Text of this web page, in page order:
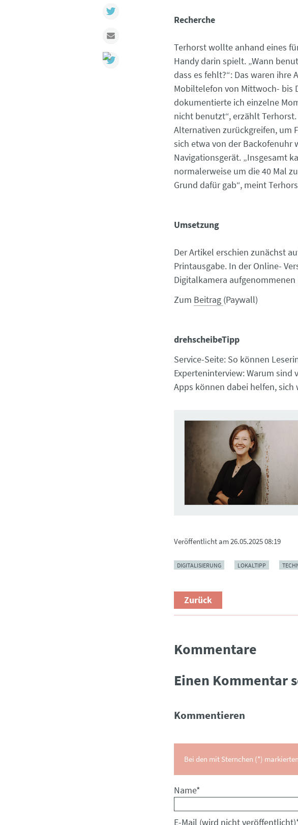
Recherche
Terhorst wollte anhand eines
Handy darin spielt. „Wann
dass es fehlt?“: Das waren
Mobiltelefon von Mittwoch- bis
dokumentierte ich einzelne
nicht benutzt“, erzählt
Alternativen zurückgreifen, um
sich etwa von der Backofenuhr
Navigationsgerät. „Insgesamt
normalerweise um die 40 Mal
Grund dafür gab“, meint
Umsetzung
Der Artikel erschien zunächst
Printausgabe. In der Online-
Digitalkamera
Zum Beitrag (Paywall)
drehscheibeTipp
Service-Seite: So können
Experteninterview: Warum sind
Apps können dabei helfen, sich
Veröffentlicht am26.05.2025 08:19
DIGITALISIERUNG LOKALTIPP
Zurück
Kommentare
Einen Kommentar
Kommentieren
Bei den mit Sternchen (*)
Pflichtfeld
Name*
Pflichtfeld
E-Mail (wird nicht veröffentlicht)